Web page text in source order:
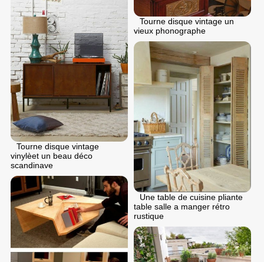
Tourne disque vintage un
vieux phonographe
Tourne disque vintage
vinylèet un beau déco
scandinave
Une table de cuisine pliante
table salle a manger rétro
rustique